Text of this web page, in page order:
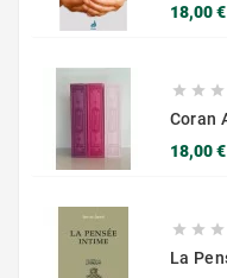
18,00 €
  
18,00 €
  